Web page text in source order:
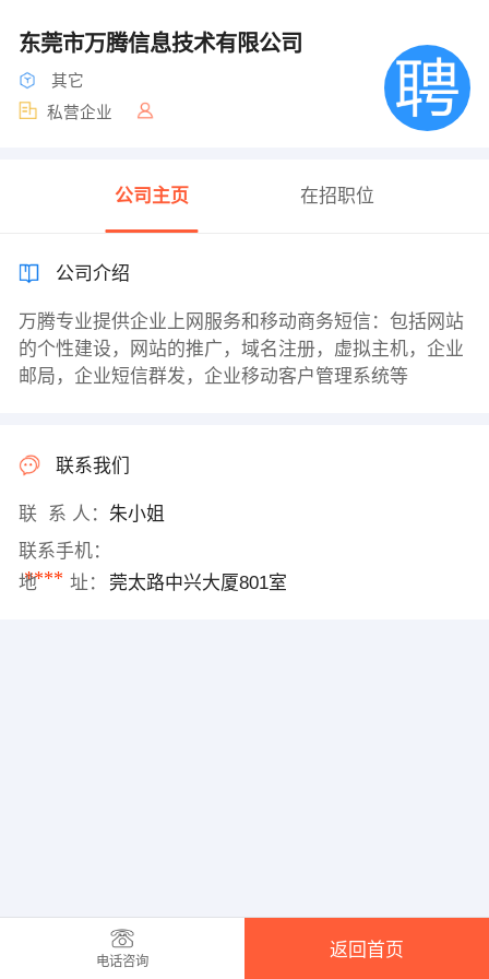
东莞市万腾信息技术有限公司
其它
私营企业
公司主页 在招职位
公司介绍
万腾专业提供企业上网服务和移动商务短信：包括网站
的个性建设，网站的推广，域名注册，虚拟主机，企业
邮局，企业短信群发，企业移动客户管理系统等
联系我们
联 系 人： 朱小姐
联系手机：
****
地 址： 莞太路中兴大厦801室
电话咨询
返回首页